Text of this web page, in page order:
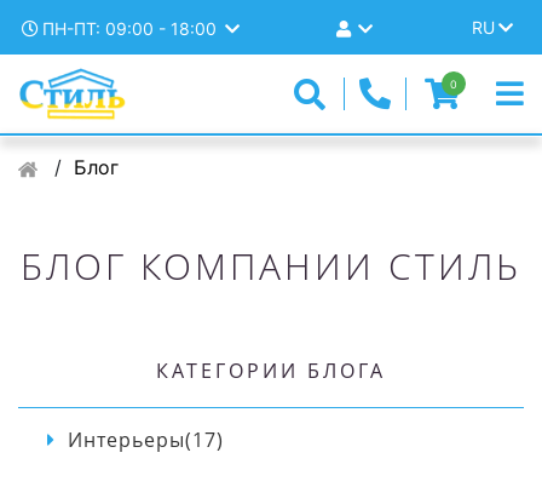
ПН-ПТ: 09:00 - 18:00 RU
0
Блог
БЛОГ КОМПАНИИ СТИЛЬ
КАТЕГОРИИ БЛОГА
Интерьеры(17)